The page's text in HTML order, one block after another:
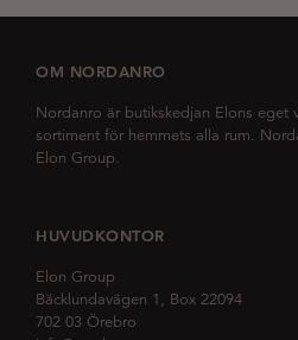
OM NORDANRO
Nordanro är butikskedjan Elons eget
sortiment för hemmets alla rum.
Elon Group.
HUVUDKONTOR
Elon Group
Bäcklundavägen 1, Box 22094
702 03 Örebro